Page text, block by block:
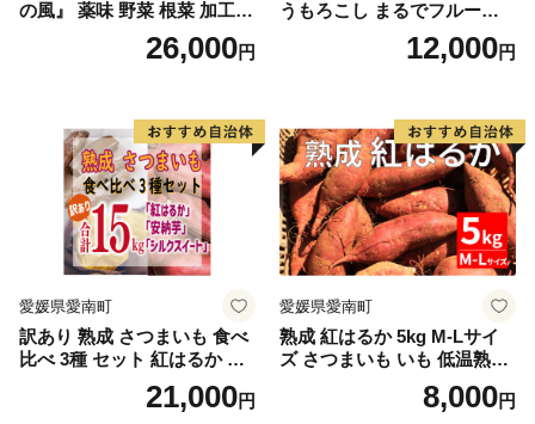
の風』 薬味 野菜 根菜 加工食
26,000円
うもろこし まるでフルー
ツ！最高糖度25度超え 生で
甘い、茹でて美味い！ 黄色
野菜
12,000円
愛媛県愛南町
訳あり 熟成 さつまいも 食べ
比べ 3種 セット 紅はるか 安
納芋 シルクスイート 合計 15
kg サイズ混合 サツマイモ 焼
21,000円
愛媛県愛南町
熟成 紅はるか 5kg M-Lサイ
ズ さつまいも いも 低温熟成
完全熟成収穫 甘い 糖度 焼き
芋 やきいも スイートポテト
8,000円